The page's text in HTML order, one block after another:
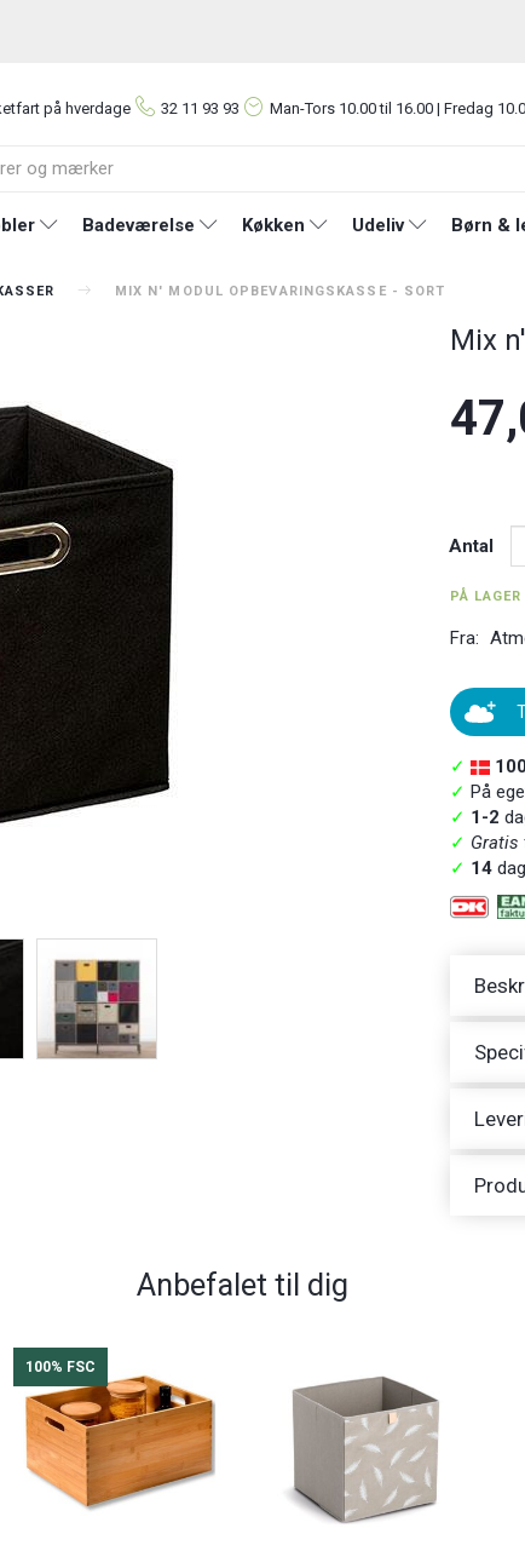
på hverdage 32 11 93 93 Man-Tors 10.00 til 16.00 | Fredag
Badeværelse Køkken Udeliv Børn &
MIX N' MODUL OPBEVARINGSKASSE - SORT
Mix
Antal
PÅ LAGER
Fra:
✓
✓ På
✓ 1-2
✓ Gratis
✓ 14
Anbefalet til dig
100% FSC